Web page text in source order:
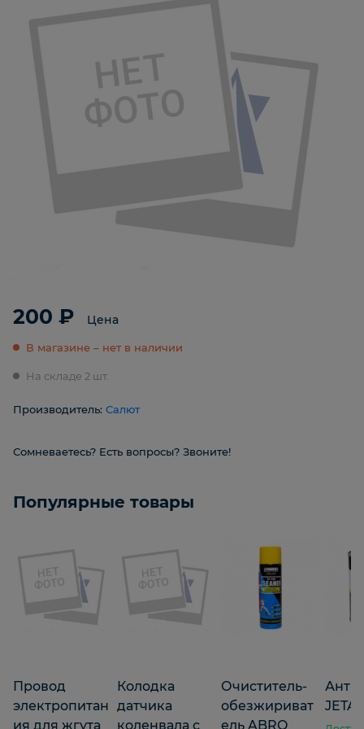
200 ₽ Цена
В магазине – нет в наличии
На складе 2 шт.
Производитель: Салют
Сомневаетесь? Есть вопросы? Звоните!
Популярные товары
Провод
электропитан
ия для жгута
Колодка
датчика
коленвала с
Очиститель-
обезжириват
ель ABRO